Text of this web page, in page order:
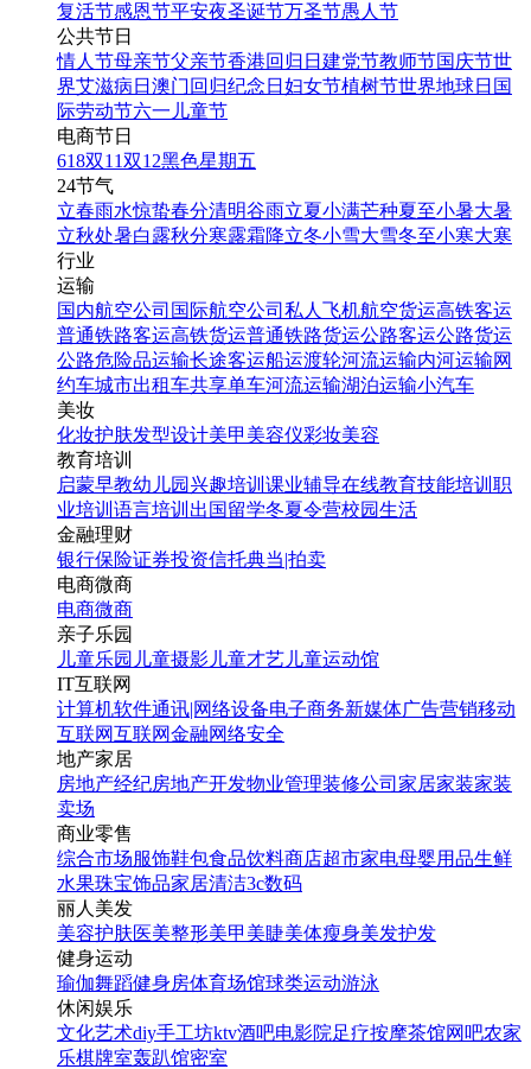
黑色简约周年庆店庆倒计
时海报
找相似
手机海报
口腔店庆周年庆活动促销
找相似
手机海报
舞蹈店庆开业周年庆活动
促销海报
找相似
手机海报
复活节感恩节平安夜圣诞节万圣节愚人节
公共节日
情人节母亲节父亲节香港回归日 建党节教师节国庆节世
界艾滋病日 澳门回归纪念日 妇女节植树节世界地球日 国
际劳动节六一儿童节
电商节日
618双11双12黑色星期五
24节气
立春雨水惊蛰春分清明谷雨立夏小满芒种夏至小暑大暑
立秋处暑白露秋分寒露霜降立冬小雪大雪冬至小寒大寒
行业
运输
国内航空公司 国际航空公司 私人飞机航空货运高铁客运
普通铁路客运高铁货运普通铁路货运公路客运公路货运
公路危险品运输长途客运船运渡轮河流运输内河运输网
约车城市出租车共享单车河流运输湖泊运输小汽车
美妆
化妆护肤发型设计美甲 美容仪彩妆美容
教育培训
启蒙早教幼儿园 兴趣培训 课业辅导在线教育技能培训 职
业培训 语言培训 出国留学冬夏令营校园生活
金融理财
银行保险证券投资信托典当|拍卖
电商微商
电商微商
亲子乐园
儿童乐园 儿童摄影 儿童才艺 儿童运动馆
IT互联网
计算机软件通讯|网络设备电子商务新媒体广告营销移动
互联网互联网金融网络安全
地产家居
房地产经纪房地产开发物业管理装修公司 家居家装家装
卖场
商业零售
综合市场服饰鞋包食品饮料商店超市家电母婴用品生鲜
水果珠宝饰品家居清洁3c数码
丽人美发
美容护肤医美整形美甲美睫美体瘦身美发护发
健身运动
瑜伽舞蹈健身房体育场馆球类运动游泳
休闲娱乐
文化艺术diy手工坊ktv酒吧电影院足疗按摩茶馆网吧农家
乐棋牌室轰趴馆密室